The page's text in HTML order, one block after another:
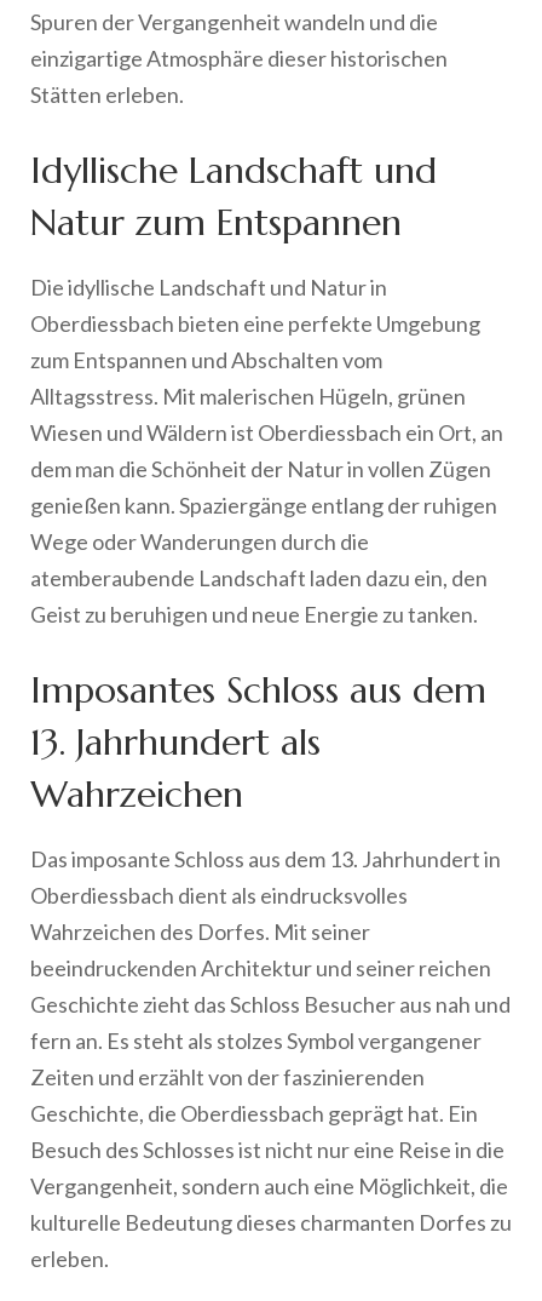
Spuren der Vergangenheit wandeln und die
einzigartige Atmosphäre dieser historischen
Stätten erleben.
Idyllische Landschaft und
Natur zum Entspannen
Die idyllische Landschaft und Natur in
Oberdiessbach bieten eine perfekte Umgebung
zum Entspannen und Abschalten vom
Alltagsstress. Mit malerischen Hügeln, grünen
Wiesen und Wäldern ist Oberdiessbach ein Ort, an
dem man die Schönheit der Natur in vollen Zügen
genießen kann. Spaziergänge entlang der ruhigen
Wege oder Wanderungen durch die
atemberaubende Landschaft laden dazu ein, den
Geist zu beruhigen und neue Energie zu tanken.
Imposantes Schloss aus dem
13. Jahrhundert als
Wahrzeichen
Das imposante Schloss aus dem 13. Jahrhundert in
Oberdiessbach dient als eindrucksvolles
Wahrzeichen des Dorfes. Mit seiner
beeindruckenden Architektur und seiner reichen
Geschichte zieht das Schloss Besucher aus nah und
fern an. Es steht als stolzes Symbol vergangener
Zeiten und erzählt von der faszinierenden
Geschichte, die Oberdiessbach geprägt hat. Ein
Besuch des Schlosses ist nicht nur eine Reise in die
Vergangenheit, sondern auch eine Möglichkeit, die
kulturelle Bedeutung dieses charmanten Dorfes zu
erleben.